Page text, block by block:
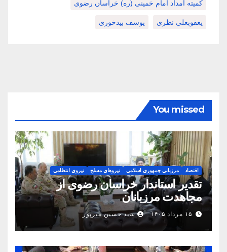
کمیته امداد امام خمینی (ره) خراسان رضوی
یعقوبعلی نظری یوسف بیدخوری
You missed
اقتصاد مرزبانی جمهوری اسلامی نیروهای مسلح نیروی انتظامی
تقدیر استاندار خراسان رضوی از
مجاهدت مرزبانان
۱۵ مرداد ۱۴۰۵ سید حسین میرپور